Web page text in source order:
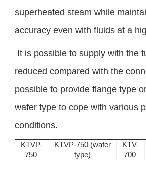
superheated steam while
accuracy even with fluids at a
It is possible to supply with the
reduced compared with the
possible to provide flange type
wafer type to cope with various
conditions.
KTVP-
750
KTVP-750 (wafer
type)
KTV-
700